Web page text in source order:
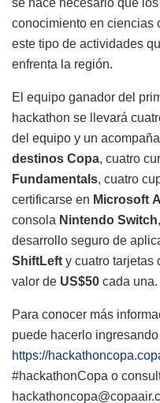
se hace necesario que
conocimiento en ciencias
este tipo de actividades
enfrenta la región.
El equipo ganador del
hackathon se llevará
del equipo y un
destinos Copa, cuatro
Fundamentals, cuatro
certificarse en Microsoft
consola Nintendo Switch
desarrollo seguro de
ShiftLeft y cuatro tarjetas
valor de US$50 cada una.
Para conocer más
puede hacerlo
https://
#hackathonCopa o